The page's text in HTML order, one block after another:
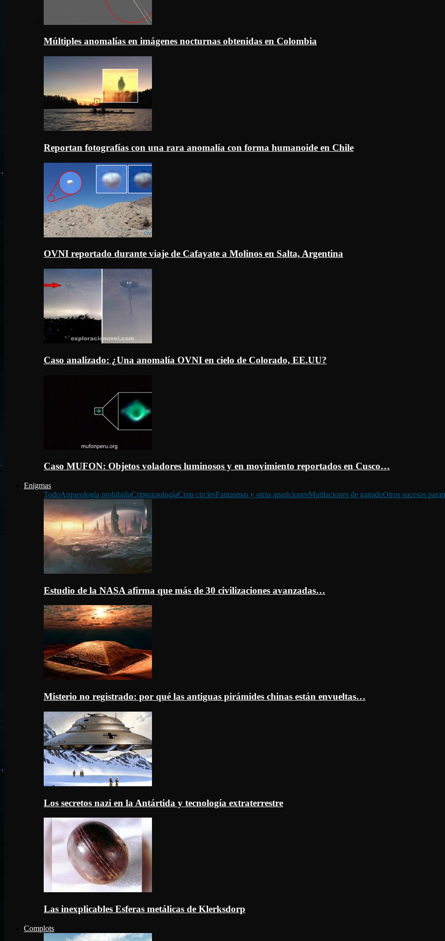
Múltiples anomalías en imágenes nocturnas obtenidas en Colombia
Reportan fotografías con una rara anomalía con forma humanoide en Chile
OVNI reportado durante viaje de Cafayate a Molinos en Salta, Argentina
Caso analizado: ¿Una anomalía OVNI en cielo de Colorado, EE.UU?
Caso MUFON: Objetos voladores luminosos y en movimiento reportados en Cusco…
Enigmas
TodoArqueología prohibidaCriptozoologíaCrop circlesFantasmas y otras aparicionesMutilaciones de ganadoOtros sucesos
Estudio de la NASA afirma que más de 30 civilizaciones avanzadas…
Misterio no registrado: por qué las antiguas pirámides chinas están envueltas…
Los secretos nazi en la Antártida y tecnología extraterrestre
Las inexplicables Esferas metálicas de Klerksdorp
Complots